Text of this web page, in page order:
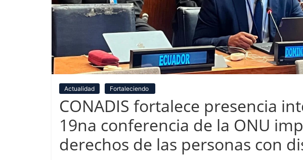
Actualidad Fortaleciendo
CONADIS fortalece presencia
19na conferencia de la ONU
derechos de las personas con